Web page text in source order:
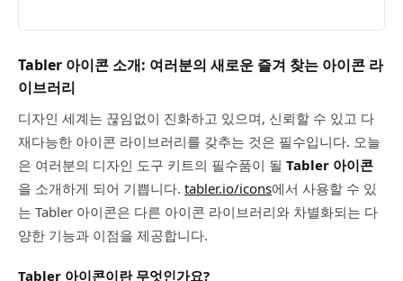
Tabler 아이콘 소개: 여러분의 새로운 즐겨 찾는 아이콘 라
이브러리
디자인 세계는 끊임없이 진화하고 있으며, 신뢰할 수 있고 다
재다능한 아이콘 라이브러리를 갖추는 것은 필수입니다. 오늘
은 여러분의 디자인 도구 키트의 필수품이 될 Tabler 아이콘
을 소개하게 되어 기쁩니다. tabler.io/icons에서 사용할 수 있
는 Tabler 아이콘은 다른 아이콘 라이브러리와 차별화되는 다
양한 기능과 이점을 제공합니다.
Tabler 아이콘이란 무엇인가요?